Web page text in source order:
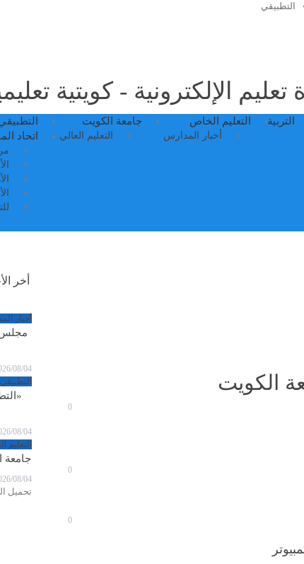
التطبيقي
تعليم الإلكترونية - كويتية
التربية التعليم الخاص
أخبار المدارس
جامعة الكويت
التعليم العالي
اتحاد
الكويت
0
0
0
أخر
أخبار
مجلس
08/04
التطبيقي
08/04
التعليم
جامعة
08/04
تحميل